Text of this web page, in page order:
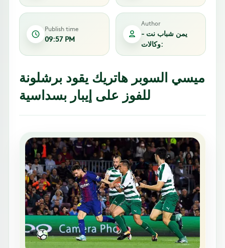
Publish time
09:57 PM
Author
يمن شباب نت -
وكالات:
ميسي السوبر هاتريك يقود برشلونة
للفوز على إيبار بسداسية